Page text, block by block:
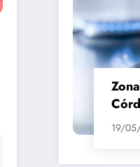
19/